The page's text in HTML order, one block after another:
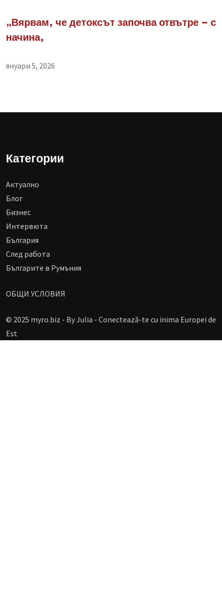
„Вярвам, че детоксът започва отвътре – с
начина,
януари 5, 2026
Категории
Aктуално
Блог
Бизнес
Интервюта
България
След работа
Българите в Румъния
ОБЩИ УСЛОВИЯ
© 2025 myro.biz - By Julia - Conectează-te cu inima Europei de
Est